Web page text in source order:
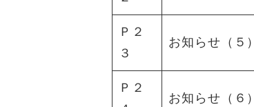
Ｐ２
３
お知らせ（５）
Ｐ２
お知らせ（６）